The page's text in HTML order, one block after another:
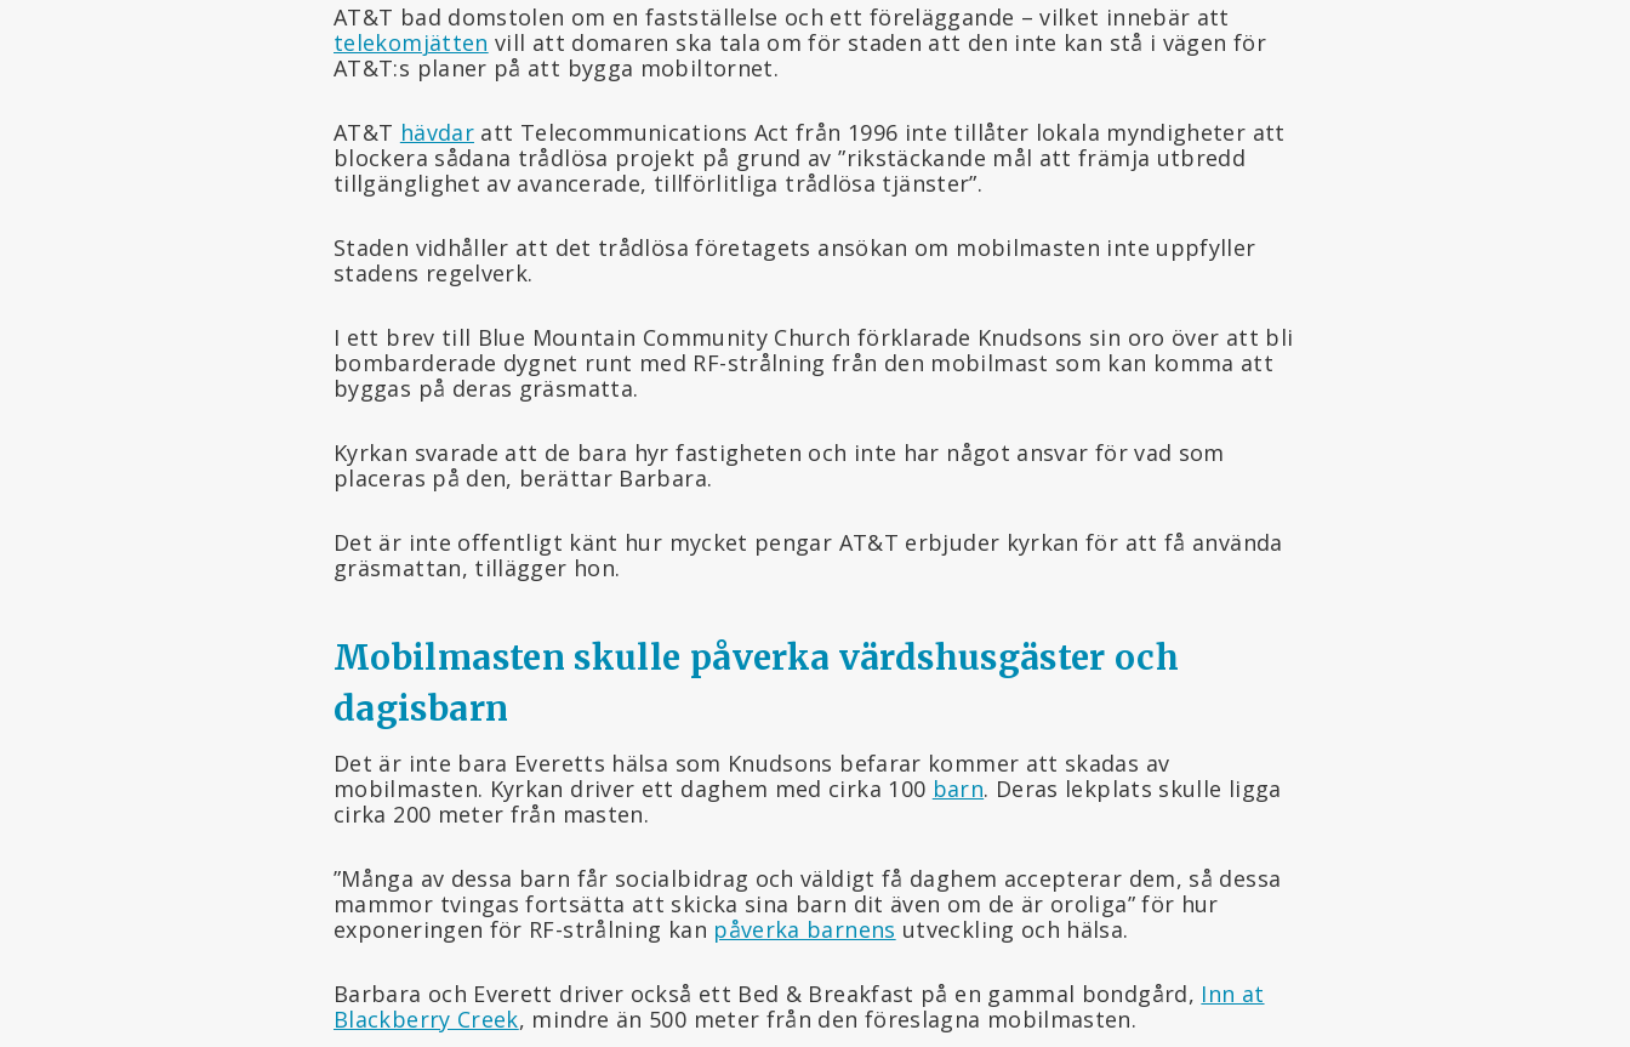
AT&T bad domstolen om en fastställelse och ett föreläggande – vilket innebär att
telekomjätten vill att domaren ska tala om för staden att den inte kan stå i vägen för
AT&T:s planer på att bygga mobiltornet.
AT&T hävdaratt Telecommunications Act från 1996 inte tillåter lokala myndigheter att
blockera sådana trådlösa projekt på grund av ”rikstäckande mål att främja utbredd
tillgänglighet av avancerade, tillförlitliga trådlösa tjänster”.
Staden vidhåller att det trådlösa företagets ansökan om mobilmasten inte uppfyller
stadens regelverk.
I ett brev till Blue Mountain Community Church förklarade Knudsons sin oro över att bli
bombarderade dygnet runt med RF-strålning från den mobilmast som kan komma att
byggas på deras gräsmatta.
Kyrkan svarade att de bara hyr fastigheten och inte har något ansvar för vad som
placeras på den, berättar Barbara.
Det är inte offentligt känt hur mycket pengar AT&T erbjuder kyrkan för att få använda
gräsmattan, tillägger hon.
Mobilmasten skulle påverka värdshusgäster och
dagisbarn
Det är inte bara Everetts hälsa som Knudsons befarar kommer att skadas av
mobilmasten. Kyrkan driver ett daghem med cirka 100 barn. Deras lekplats skulle ligga
cirka 200 meter från masten.
”Många av dessa barn får socialbidrag och väldigt få daghem accepterar dem, så dessa
mammor tvingas fortsätta att skicka sina barn dit även om de är oroliga” för hur
exponeringen för RF-strålning kan påverka barnens utveckling och hälsa.
Barbara och Everett driver också ett Bed & Breakfast på en gammal bondgård, Inn at
Blackberry Creek, mindre än 500 meter från den föreslagna mobilmasten.